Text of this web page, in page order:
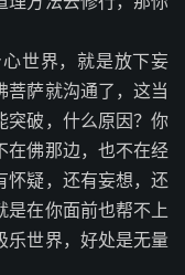
世界，就是放下妄
菩萨就沟通了，这当
突破，什么原因？你
在佛那边，也不在经
怀疑，还有妄想，还
是在你面前也帮不上
乐世界，好处是无量